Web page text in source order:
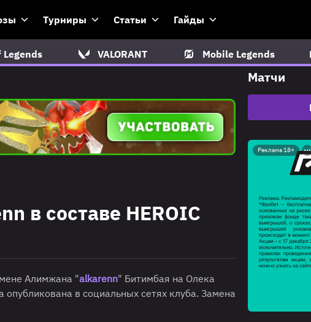
Турниры Статьи Гайды
Legends VALORANT Mobile Legends
в составе HEROIC
Алимжана "alkarenn" Битимбая на Олека
опубликована в социальных сетях клуба. Замена
Матчи
Реклама 18+